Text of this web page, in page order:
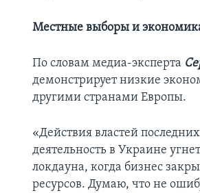
Местные выборы и
По словам медиа-эксперта
демонстрирует низкие
другими странами Европы.
«Действия властей
деятельность в Украине
локдауна, когда бизнес
ресурсов. Думаю, что не